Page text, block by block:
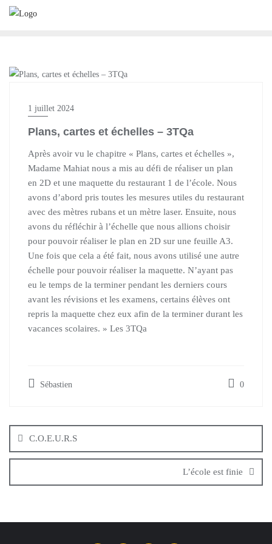
1 juillet 2024
Plans, cartes et échelles – 3TQa
Après avoir vu le chapitre « Plans, cartes et échelles »,
Madame Mahiat nous a mis au défi de réaliser un plan
en 2D et une maquette du restaurant 1 de l’école. Nous
avons d’abord pris toutes les mesures utiles du restaurant
avec des mètres rubans et un mètre laser. Ensuite, nous
avons du réfléchir à l’échelle que nous allions choisir
pour pouvoir réaliser le plan en 2D sur une feuille A3.
Une fois que cela a été fait, nous avons utilisé une autre
échelle pour pouvoir réaliser la maquette. N’ayant pas
eu le temps de la terminer pendant les derniers cours
avant les révisions et les examens, certains élèves ont
repris la maquette chez eux afin de la terminer durant les
vacances scolaires. » Les 3TQa
Sébastien 0
C.O.E.U.R.S
L’école est finie